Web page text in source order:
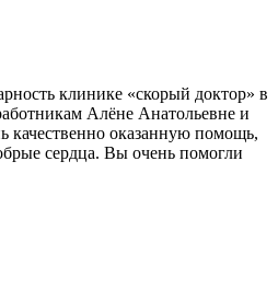
клинике «скорый доктор» в
Алёне Анатольевне и
качественно оказанную помощь,
сердца. Вы очень помогли